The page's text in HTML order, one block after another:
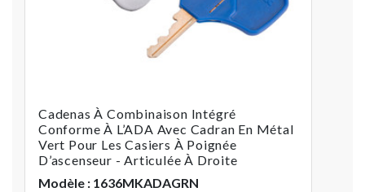
Cadenas À Combinaison Intégré
Conforme À L’ADA Avec Cadran En Métal
Vert Pour Les Casiers À Poignée
D’ascenseur - Articulée À Droite
Modèle : 1636MKADAGRN